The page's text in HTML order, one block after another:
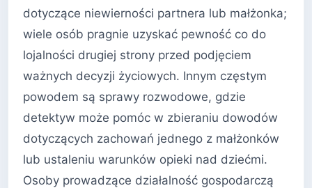
dotyczące niewierności partnera lub małżonka;
wiele osób pragnie uzyskać pewność co do
lojalności drugiej strony przed podjęciem
ważnych decyzji życiowych. Innym częstym
powodem są sprawy rozwodowe, gdzie
detektyw może pomóc w zbieraniu dowodów
dotyczących zachowań jednego z małżonków
lub ustaleniu warunków opieki nad dziećmi.
Osoby prowadzące działalność gospodarczą